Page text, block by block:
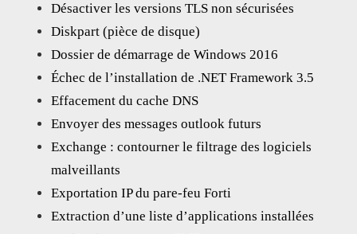
Désactiver les versions TLS non sécurisées
Diskpart (pièce de disque)
Dossier de démarrage de Windows 2016
Échec de l’installation de .NET Framework 3.5
Effacement du cache DNS
Envoyer des messages outlook futurs
Exchange : contourner le filtrage des logiciels
malveillants
Exportation IP du pare-feu Forti
Extraction d’une liste d’applications installées